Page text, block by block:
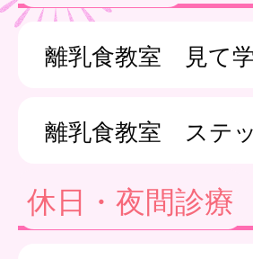
離乳食教室 見て
離乳食教室 ステ
休日・夜間診療